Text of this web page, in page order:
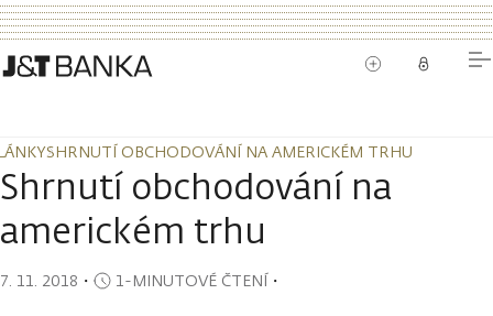
SHRNUTÍ OBCHODOVÁNÍ NA AMERICKÉM TRHU
SHRNUTÍ OBCHODOVÁNÍ NA AMERICKÉM TRHU
Shrnutí obchodování na
americkém trhu
7. 11. 2018 ・ 1-MINUTOVÉ ČTENÍ・